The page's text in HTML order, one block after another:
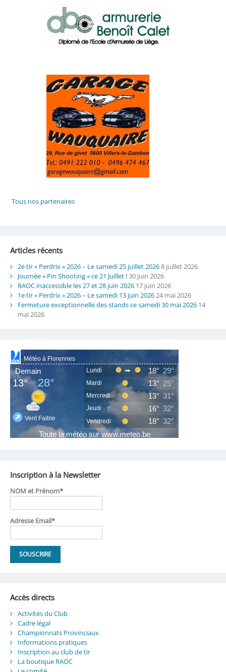
Tous nos partenaires
Articles récents
2e tir « Perdrix » 2026 – Le samedi 25 juillet 20268 juillet 2026
Journée « Pin Shooting » ce 21 Juillet !30 juin 2026
RAOC inaccessible les 27 et 28 juin 2026 17 juin 2026
1e tir « Perdrix » 2026 – Le samedi 13 juin 202624 mai 2026
Fermeture exceptionnelle des stands ce samedi 30 mai 2026 14
mai 2026
Inscription à la Newsletter
NOM et Prénom*
Adresse Email*
Accès directs
Activités du Club
Cadre légal
Championnats Provinciaux
Informations pratiques
Inscription au club de tir
La boutique RAOC